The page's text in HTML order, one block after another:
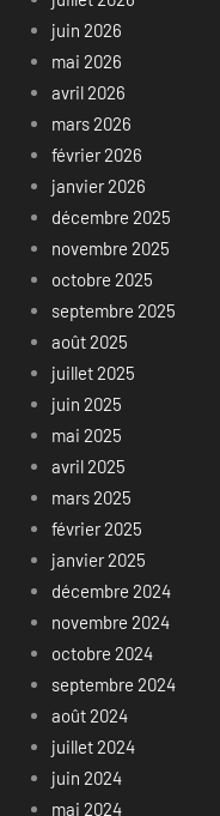
juin 2026
mai 2026
avril 2026
mars 2026
février 2026
janvier 2026
décembre 2025
novembre 2025
octobre 2025
septembre 2025
août 2025
juillet 2025
juin 2025
mai 2025
avril 2025
mars 2025
février 2025
janvier 2025
décembre 2024
novembre 2024
octobre 2024
septembre 2024
août 2024
juillet 2024
juin 2024
mai 2024